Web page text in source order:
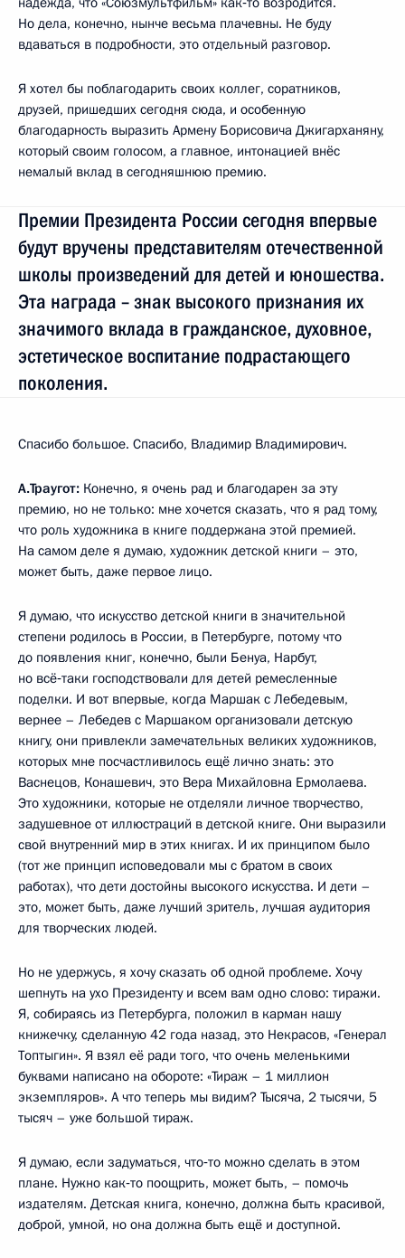
Но дела, конечно, нынче весьма плачевны. Не буду
вдаваться в подробности, это отдельный разговор.
Я хотел бы поблагодарить своих коллег, соратников,
друзей, пришедших сегодня сюда, и особенную
благодарность выразить Армену Борисовича Джигарханяну,
который своим голосом, а главное, интонацией внёс
немалый вклад в сегодняшнюю премию.
Премии Президента России сегодня впервые
будут вручены представителям отечественной
школы произведений для детей и юношества.
Эта награда – знак высокого признания их
значимого вклада в гражданское, духовное,
эстетическое воспитание подрастающего
поколения.
Спасибо большое. Спасибо, Владимир Владимирович.
А.Траугот: Конечно, я очень рад и благодарен за эту
премию, но не только: мне хочется сказать, что я рад тому,
что роль художника в книге поддержана этой премией.
На самом деле я думаю, художник детской книги – это,
может быть, даже первое лицо.
Я думаю, что искусство детской книги в значительной
степени родилось в России, в Петербурге, потому что
до появления книг, конечно, были Бенуа, Нарбут,
но всё‑таки господствовали для детей ремесленные
поделки. И вот впервые, когда Маршак с Лебедевым,
вернее – Лебедев с Маршаком организовали детскую
книгу, они привлекли замечательных великих художников,
которых мне посчастливилось ещё лично знать: это
Васнецов, Конашевич, это Вера Михайловна Ермолаева.
Это художники, которые не отделяли личное творчество,
задушевное от иллюстраций в детской книге. Они выразили
свой внутренний мир в этих книгах. И их принципом было
(тот же принцип исповедовали мы с братом в своих
работах), что дети достойны высокого искусства. И дети –
это, может быть, даже лучший зритель, лучшая аудитория
для творческих людей.
Но не удержусь, я хочу сказать об одной проблеме. Хочу
шепнуть на ухо Президенту и всем вам одно слово: тиражи.
Я, собираясь из Петербурга, положил в карман нашу
книжечку, сделанную 42 года назад, это Некрасов, «Генерал
Топтыгин». Я взял её ради того, что очень меленькими
буквами написано на обороте: «Тираж – 1 миллион
экземпляров». А что теперь мы видим? Тысяча, 2 тысячи, 5
тысяч – уже большой тираж.
Я думаю, если задуматься, что‑то можно сделать в этом
плане. Нужно как‑то поощрить, может быть, – помочь
издателям. Детская книга, конечно, должна быть красивой,
доброй, умной, но она должна быть ещё и доступной.